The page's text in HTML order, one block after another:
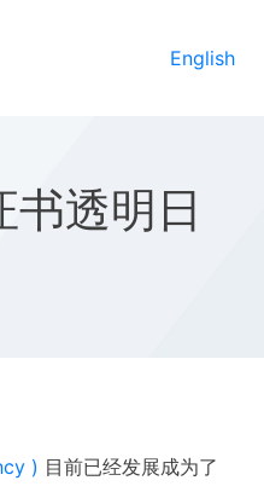
English
透明日
) 目前已经发展成为了